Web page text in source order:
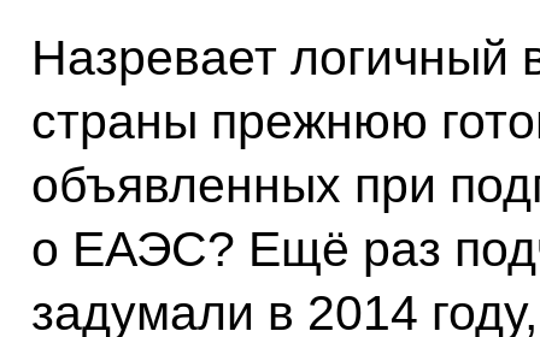
Назревает логичный
страны прежнюю
объявленных при
о ЕАЭС? Ещё раз
задумали в 2014